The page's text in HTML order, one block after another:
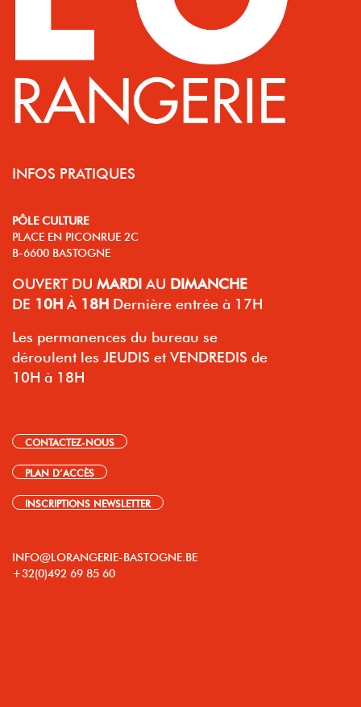
INFOS PRATIQUES
PÔLE CULTURE
PLACE EN PICONRUE 2C
B-6600 BASTOGNE
OUVERT DU MARDI AU DIMANCHE
DE 10H À 18H Dernière entrée à 17H
Les permanences du bureau se
déroulent les JEUDIS et VENDREDIS de
10H à 18H
CONTACTEZ-NOUS
PLAN D’ACCÈS
INSCRIPTIONS NEWSLETTER
INFO@LORANGERIE-BASTOGNE.BE
+32(0)492 69 85 60